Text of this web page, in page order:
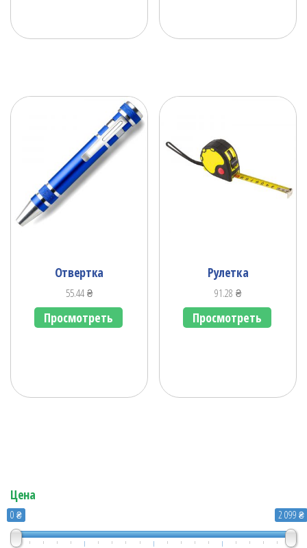
Отвертка
55.44₴
Просмотреть
Рулетка
91.28₴
Просмотреть
Цена
0 ₴ 2 099 ₴